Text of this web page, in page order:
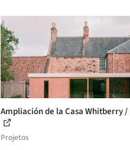
Ampliación de la Casa Whitberry
Projetos